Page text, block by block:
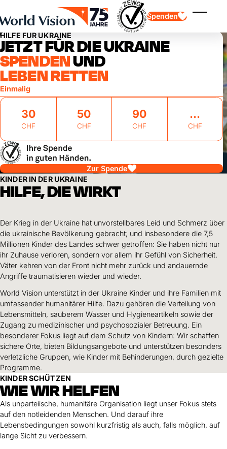
Spenden
Kinderpatenschaft
Kinderpatenschaft
Gönnerschaft
Freie Spende
Geschenkspende
Patenschaft für Kinder in Not
Thematische Spende
Testament und Legat
Philanthropie
Unternehmenskooperationen
Hilfe für Ukraine
Hilfe für Sudan
Hilfe für Afghanistan
Alle Nothilfe-Projekte
Vision und Werte
Schwerpunkte
Partner
Einsatzgebiete
Wirkung und Erfolge
Mittelverwendung
Jahresbericht und Finanzen
Lateinamerika
Naher Osten und Europa
HILFE FÜR UKRAINE
JETZT FÜR DIE UKRAINE
SPENDENUND
LEBEN RETTEN
Einmalig
30
CHF
50
CHF
90
CHF CHF
Zur Spende
KINDER IN DER UKRAINE
HILFE, DIE WIRKT
Der Krieg in der Ukraine hat unvorstellbares Leid und Schmerz über
die ukrainische Bevölkerung gebracht; und insbesondere die 7,5
Millionen Kinder des Landes schwer getroffen: Sie haben nicht nur
ihr Zuhause verloren, sondern vor allem ihr Gefühl von Sicherheit.
Väter kehren von der Front nicht mehr zurück und andauernde
Angriffe traumatisieren wieder und wieder.
World Vision unterstützt in der Ukraine Kinder und ihre Familien mit
umfassender humanitärer Hilfe. Dazu gehören die Verteilung von
Lebensmitteln, sauberem Wasser und Hygieneartikeln sowie der
Zugang zu medizinischer und psychosozialer Betreuung. Ein
besonderer Fokus liegt auf dem Schutz von Kindern: Wir schaffen
sichere Orte, bieten Bildungsangebote und unterstützen besonders
verletzliche Gruppen, wie Kinder mit Behinderungen, durch gezielte
Programme.
KINDER SCHÜTZEN
WIE WIR HELFEN
Als unparteiische, humanitäre Organisation liegt unser Fokus stets
auf den notleidenden Menschen. Und darauf ihre
Lebensbedingungen sowohl kurzfristig als auch, falls möglich, auf
lange Sicht zu verbessern.